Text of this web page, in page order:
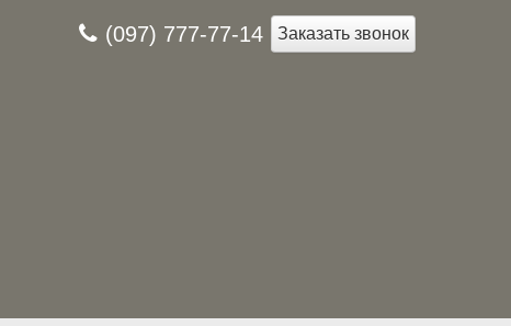
Заказать звонок
(097) 777-77-14